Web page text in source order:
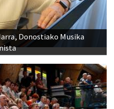
Donostiako Musika